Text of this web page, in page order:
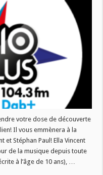
04
votre dose de découverte
Il vous emmènera à la
et Stéphan Paul! Ella Vincent
de la musique depuis toute
à l’âge de 10 ans), …